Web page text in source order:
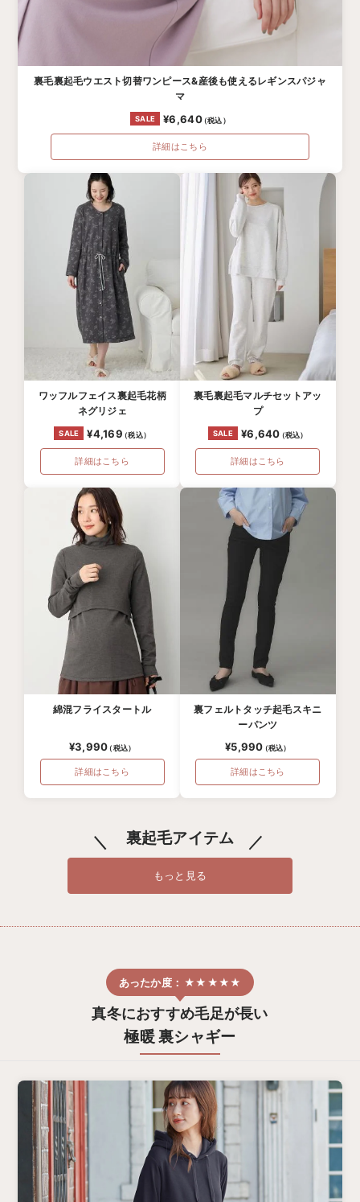
裏毛裏起毛ウエスト切替ワンピース&産後も使えるレギンスパジャ
マ
¥6,640
詳細はこちら
ワッフルフェイス裏起毛花柄
ネグリジェ
¥4,169
詳細はこちら
裏毛裏起毛マルチセットアッ
プ
¥6,640
詳細はこちら
綿混フライスタートル
¥3,990
詳細はこちら
裏フェルトタッチ起毛スキニ
ーパンツ
¥5,990
詳細はこちら
裏起毛アイテム
もっと見る
真冬におすすめ毛足が長い
極暖 裏シャギー